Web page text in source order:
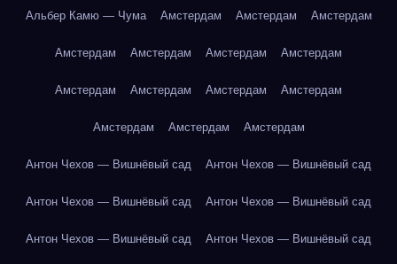
Альбер Камю — Чума Амстердам Амстердам Амстердам
Амстердам Амстердам Амстердам Амстердам
Амстердам Амстердам Амстердам Амстердам
Амстердам Амстердам Амстердам
Антон Чехов — Вишнёвый сад Антон Чехов — Вишнёвый сад
Антон Чехов — Вишнёвый сад Антон Чехов — Вишнёвый сад
Антон Чехов — Вишнёвый сад Антон Чехов — Вишнёвый сад